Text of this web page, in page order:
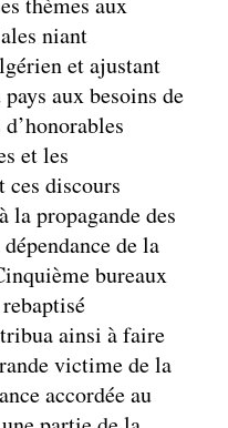
niant
et ajustant
aux besoins de
et les
ces discours
la propagande des
de la
bureaux
ainsi à faire
victime de la
accordée au